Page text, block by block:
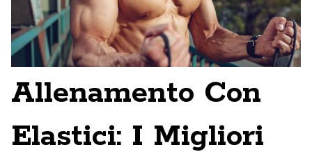
Allenamento Con
Elastici: I Migliori